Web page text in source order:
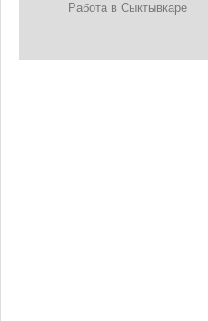
Работа в Сыктывкаре